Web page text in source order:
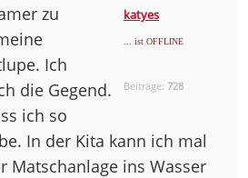
katyes
... ist OFFLINE
Beiträge:728
zu
Ich
die Gegend.
ich so
In der Kita kann ich mal
Matschanlage ins Wasser